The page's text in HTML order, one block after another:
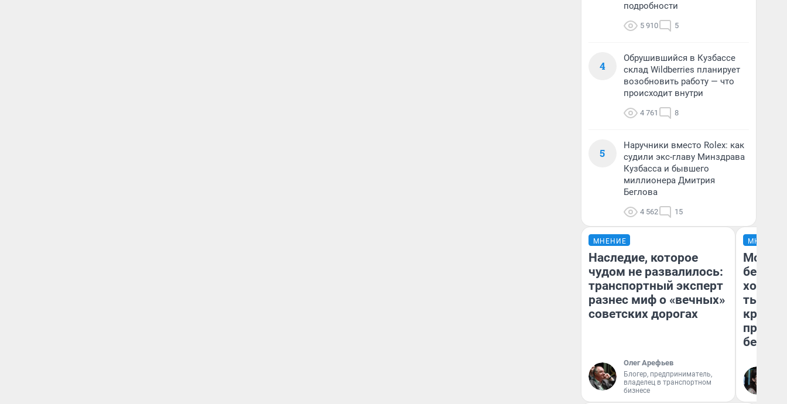
подробности
5 910 5
4
Обрушившийся в Кузбассе
склад Wildberries планирует
возобновить работу — что
происходит внутри
4 761 8
5
Наручники вместо Rolex: как
судили экс-главу Минздрава
Кузбасса и бывшего
миллионера Дмитрия
Беглова
4 562 15
МНЕНИЕ
Наследие, которое
чудом не развалилось:
транспортный эксперт
разнес миф о «вечных»
советских дорогах
Олег Арефьев
Блогер, предприниматель,
владелец в транспортном
бизнесе
МНЕНИЕ
Мой
хотела
тысяч,